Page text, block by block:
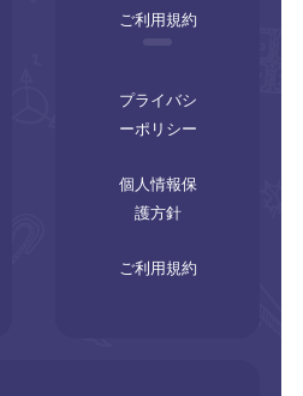
ご利用規約
プライバシ
ーポリシー
個人情報保
護方針
ご利用規約